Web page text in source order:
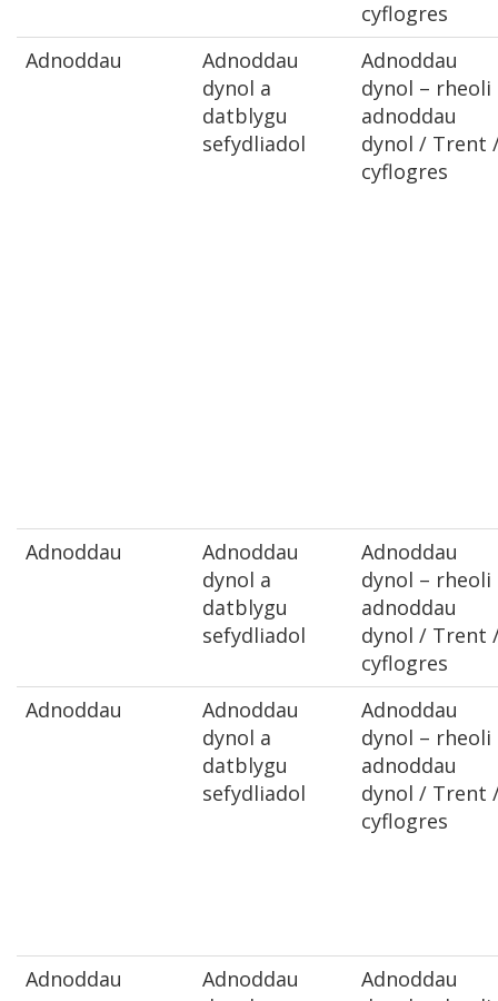
cyflogres
Adnoddau
Adnoddau
dynol a
datblygu
sefydliadol
Adnoddau
dynol – rheoli
adnoddau
dynol / Trent
cyflogres
Adnoddau
Adnoddau
dynol a
datblygu
sefydliadol
Adnoddau
dynol – rheoli
adnoddau
dynol / Trent
cyflogres
Adnoddau
Adnoddau
dynol a
datblygu
sefydliadol
Adnoddau
dynol – rheoli
adnoddau
dynol / Trent
cyflogres
Adnoddau
Adnoddau
Adnoddau